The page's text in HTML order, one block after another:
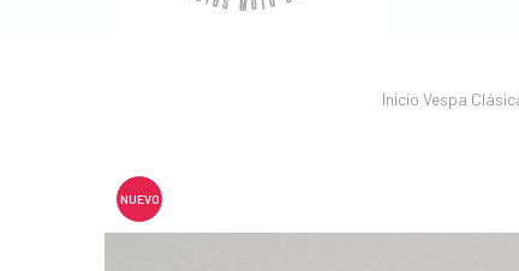
Inicio Vespa
NUEVO